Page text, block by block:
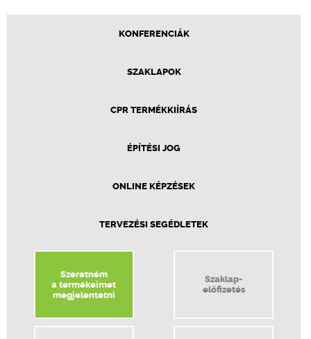
KONFERENCIÁK
SZAKLAPOK
CPR TERMÉKKIÍRÁS
ÉPÍTÉSI JOG
ONLINE KÉPZÉSEK
TERVEZÉSI SEGÉDLETEK
Szeretném
a termékeimet
megjelentetni
Szaklap-
előfizetés